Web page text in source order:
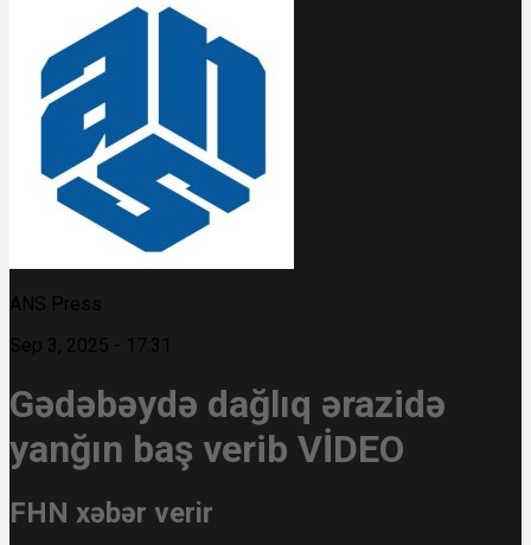
ANS Press
Sep 3, 2025 - 17:31
Gədəbəydə dağlıq ərazidə
yanğın baş verib VİDEO
FHN xəbər verir